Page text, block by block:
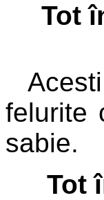
Tot
felurite
sabie.
Tot